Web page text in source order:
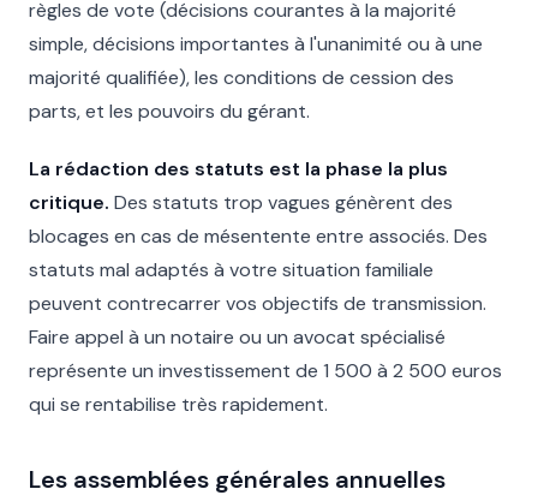
règles de vote (décisions courantes à la majorité
simple, décisions importantes à l'unanimité ou à une
majorité qualifiée), les conditions de cession des
parts, et les pouvoirs du gérant.
La rédaction des statuts est la phase la plus
critique. Des statuts trop vagues génèrent des
blocages en cas de mésentente entre associés. Des
statuts mal adaptés à votre situation familiale
peuvent contrecarrer vos objectifs de transmission.
Faire appel à un notaire ou un avocat spécialisé
représente un investissement de 1 500 à 2 500 euros
qui se rentabilise très rapidement.
Les assemblées générales annuelles